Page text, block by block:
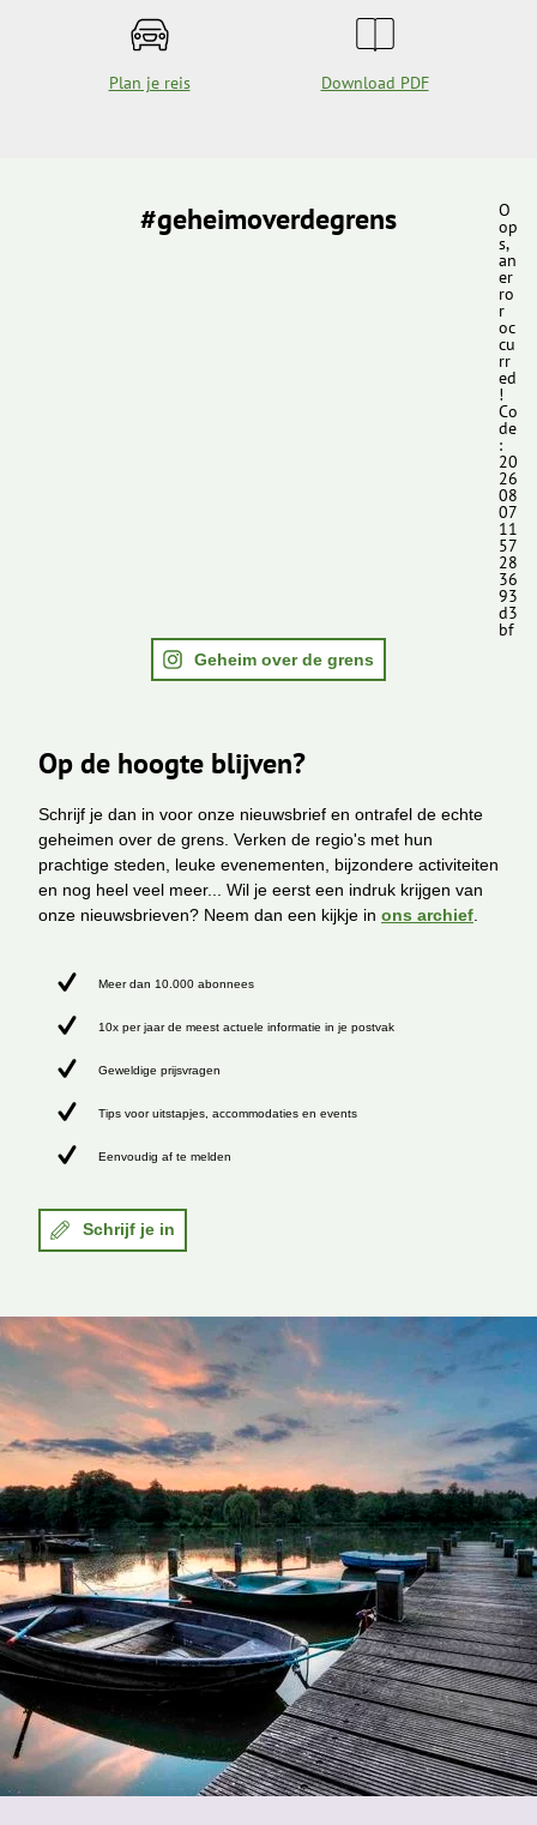
Plan je reis Download PDF
#geheimoverdegrens O
op
s,
an
er
ro
r
oc
cu
rr
ed
!
Co
de
:
20
26
08
07
11
57
28
36
93
d3
bf
Geheim over de grens
Op de hoogte blijven?
Schrijf je dan in voor onze nieuwsbrief en ontrafel de echte
geheimen over de grens. Verken de regio's met hun
prachtige steden, leuke evenementen, bijzondere activiteiten
en nog heel veel meer... Wil je eerst een indruk krijgen van
onze nieuwsbrieven? Neem dan een kijkje in ons archief.
Meer dan 10.000 abonnees
10x per jaar de meest actuele informatie in je postvak
Geweldige prijsvragen
Tips voor uitstapjes, accommodaties en events
Eenvoudig af te melden
Schrijf je in